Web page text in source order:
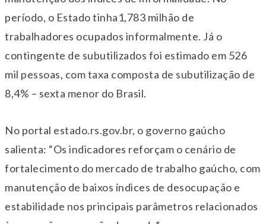
período, o Estado tinha1,783 milhão de
trabalhadores ocupados informalmente. Já o
contingente de subutilizados foi estimado em 526
mil pessoas, com taxa composta de subutilização de
8,4% – sexta menor do Brasil.
No portal estado.rs.gov.br, o governo gaúcho
salienta: “Os indicadores reforçam o cenário de
fortalecimento do mercado de trabalho gaúcho, com
manutenção de baixos índices de desocupação e
estabilidade nos principais parâmetros relacionados